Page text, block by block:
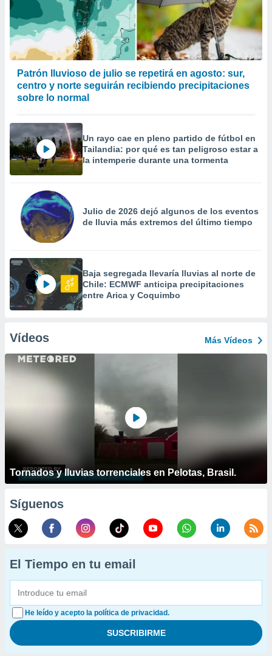
Patrón lluvioso de julio se repetirá en agosto: sur,
centro y norte seguirán recibiendo precipitaciones
sobre lo normal
Un rayo cae en pleno partido de fútbol en
Tailandia: por qué es tan peligroso estar a
la intemperie durante una tormenta
Julio de 2026 dejó algunos de los eventos
de lluvia más extremos del último tiempo
Baja segregada llevaría lluvias al norte de
Chile: ECMWF anticipa precipitaciones
entre Arica y Coquimbo
Vídeos Más Vídeos
Tornados y lluvias torrenciales en Pelotas, Brasil.
Síguenos
El Tiempo en tu email
He leído y acepto la política de privacidad.